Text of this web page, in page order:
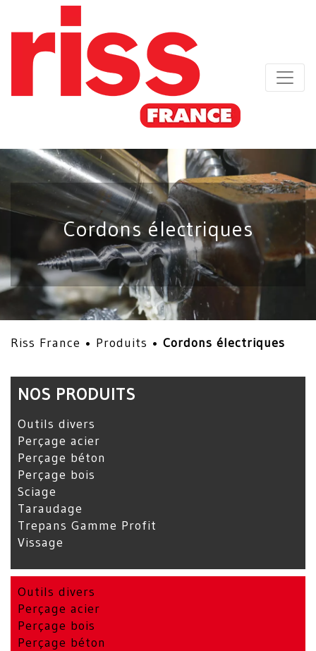
Cordons électriques
Riss France • Produits • Cordons électriques
NOS PRODUITS
Outils divers
Perçage acier
Perçage béton
Perçage bois
Sciage
Taraudage
Trepans Gamme Profit
Vissage
Outils divers
Perçage acier
Perçage bois
Perçage béton